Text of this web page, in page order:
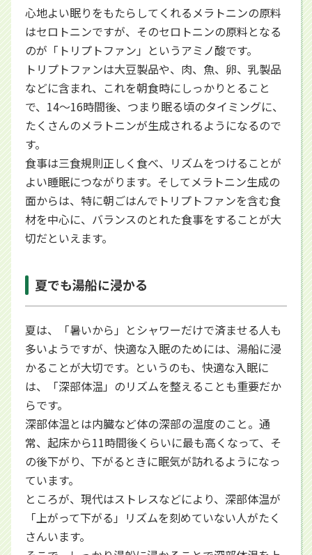
心地よい眠りをもたらしてくれるメラトニンの原料
はセロトニンですが、そのセロトニンの原料となる
のが「トリプトファン」というアミノ酸です。
トリプトファンは大豆製品や、肉、魚、卵、乳製品
などに含まれ、これを朝食時にしっかりとること
で、14～16時間後、つまり眠る頃のタイミングに、
たくさんのメラトニンが生成されるようになるので
す。
食事は三食規則正しく食べ、リズムをつけることが
よい睡眠につながります。そしてメラトニン生成の
面からは、特に朝ごはんでトリプトファンを含む食
材を中心に、バランスのとれた食事をすることが大
切だといえます。
夏でも湯船に浸かる
夏は、「暑いから」とシャワーだけで済ませる人も
多いようですが、快適な入眠のためには、湯船に浸
かることが大切です。というのも、快適な入眠に
は、「深部体温」のリズムを整えることも重要だか
らです。
深部体温とは内臓など体の深部の温度のこと。通
常、起床から11時間後くらいに最も高くなって、そ
の後下がり、下がるときに眠気が訪れるようになっ
ています。
ところが、現代はストレスなどにより、深部体温が
「上がって下がる」リズムを刻めていない人がたく
さんいます。